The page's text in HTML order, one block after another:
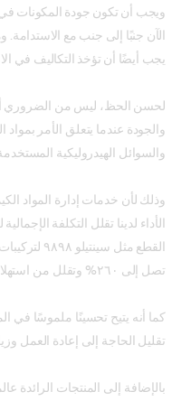
ويجب أن تكون جودة المكونات في
الآن جنبًا إلى جنب مع
يجب أيضًا أن تؤخذ التكاليف في
لحسن الحظ، ليس من الضروري
والجودة عندما يتعلق الأمر
والسوائل الهيدروليكية
الأداء لدينا تقلل التكلفة
القطع مثل
تصل إلى ٢٦٠% وتقلل من استهلاك الطاقة بنسبة تصل إلى ٣٠%.
كما أنه يتيح تحسينًا ملموسًا في
تقليل الحاجة إلى إعادة العمل
بالإضافة إلى المنتجات الرائدة